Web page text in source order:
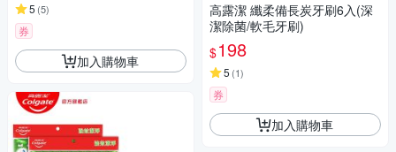
5 (5)
券
加入購物車
高露潔 纖柔備長炭牙刷6入(深
潔除菌/軟毛牙刷)
$198
5 (1)
券
加入購物車